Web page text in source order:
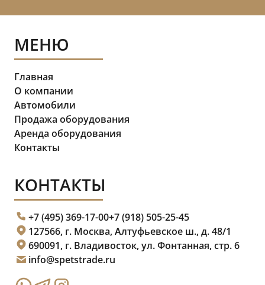
МЕНЮ
Главная
О компании
Автомобили
Продажа оборудования
Аренда оборудования
Контакты
КОНТАКТЫ
+7 (495) 369-17-00+7 (918) 505-25-45
127566, г. Москва, Алтуфьевское ш., д. 48/1
690091, г. Владивосток, ул. Фонтанная, стр. 6
info@spetstrade.ru